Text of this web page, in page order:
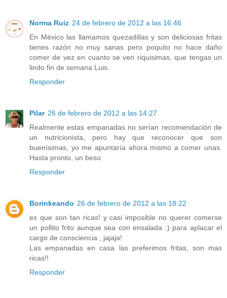
Norma Ruiz 24 de febrero de 2012 a las 16:46
En México las llamamos quezadillas y son deliciosas fritas
tienes razón no muy sanas pero poquito no hace daño
comer de vez en cuanto se ven riquisimas, que tengas un
lindo fin de semana Luis.
Responder
Pilar 26 de febrero de 2012 a las 14:27
Realmente estas empanadas no serían recomendación de
un nutricionista, pero hay que reconocer que son
buenísimas, yo me apuntaría ahora mismo a comer unas.
Hasta pronto, un beso
Responder
Borinkeando 26 de febrero de 2012 a las 18:22
es que son tan ricas! y casi imposible no querer comerse
un pollito frito aunque sea con ensalada :) para aplacar el
cargo de consciencia , jajaja!
Las empanadas en casa las preferimos fritas, son mas
ricas!!
Responder